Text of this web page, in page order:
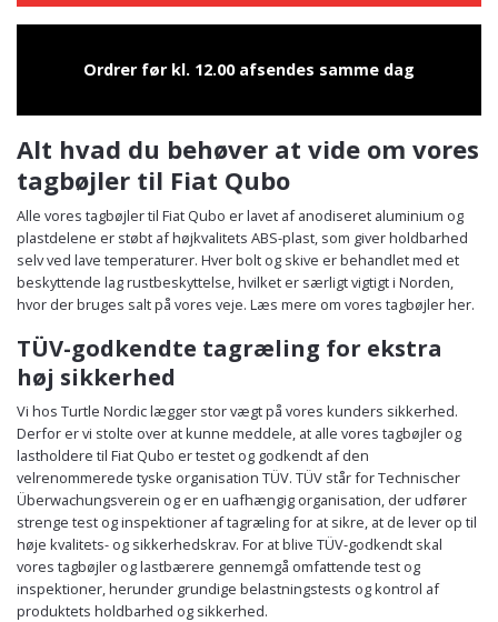
Ordrer før kl. 12.00 afsendes samme dag
Alt hvad du behøver at vide om vores
tagbøjler til Fiat Qubo
Alle vores tagbøjler til Fiat Qubo er lavet af anodiseret aluminium og
plastdelene er støbt af højkvalitets ABS-plast, som giver holdbarhed
selv ved lave temperaturer. Hver bolt og skive er behandlet med et
beskyttende lag rustbeskyttelse, hvilket er særligt vigtigt i Norden,
hvor der bruges salt på vores veje. Læs mere om vores tagbøjler her.
TÜV-godkendte tagræling for ekstra
høj sikkerhed
Vi hos Turtle Nordic lægger stor vægt på vores kunders sikkerhed.
Derfor er vi stolte over at kunne meddele, at alle vores tagbøjler og
lastholdere til Fiat Qubo er testet og godkendt af den
velrenommerede tyske organisation TÜV. TÜV står for Technischer
Überwachungsverein og er en uafhængig organisation, der udfører
strenge test og inspektioner af tagræling for at sikre, at de lever op til
høje kvalitets- og sikkerhedskrav. For at blive TÜV-godkendt skal
vores tagbøjler og lastbærere gennemgå omfattende test og
inspektioner, herunder grundige belastningstests og kontrol af
produktets holdbarhed og sikkerhed.